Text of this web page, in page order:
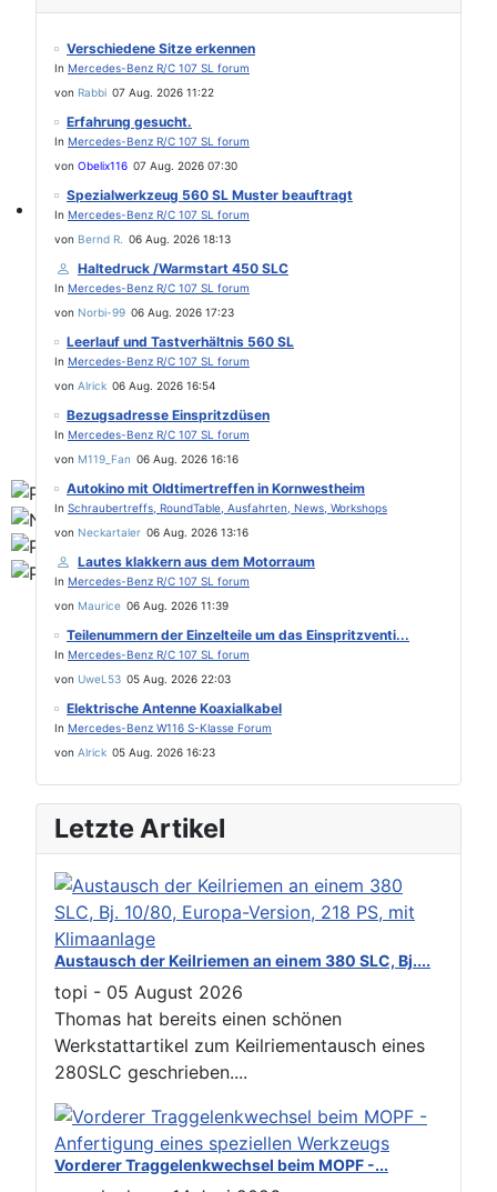
Find experts around MB 107 SL / SLC
Verschiedene Sitze erkennen
In Mercedes-Benz R/C 107 SL forum
von Rabbi 07 Aug. 2026 11:22
Erfahrung gesucht.
In Mercedes-Benz R/C 107 SL forum
von Obelix116 07 Aug. 2026 07:30
Spezialwerkzeug 560 SL Muster beauftragt
In Mercedes-Benz R/C 107 SL forum
von Bernd R. 06 Aug. 2026 18:13
Haltedruck /Warmstart 450 SLC
In Mercedes-Benz R/C 107 SL forum
von Norbi-99 06 Aug. 2026 17:23
Leerlauf und Tastverhältnis 560 SL
In Mercedes-Benz R/C 107 SL forum
von Alrick 06 Aug. 2026 16:54
Bezugsadresse Einspritzdüsen
In Mercedes-Benz R/C 107 SL forum
von M119_Fan 06 Aug. 2026 16:16
Autokino mit Oldtimertreffen in Kornwestheim
In Schraubertreffs, RoundTable, Ausfahrten, News, Workshops
von Neckartaler 06 Aug. 2026 13:16
Lautes klakkern aus dem Motorraum
In Mercedes-Benz R/C 107 SL forum
von Maurice 06 Aug. 2026 11:39
Teilenummern der Einzelteile um das Einspritzventi...
In Mercedes-Benz R/C 107 SL forum
von UweL53 05 Aug. 2026 22:03
Elektrische Antenne Koaxialkabel
In Mercedes-Benz W116 S-Klasse Forum
von Alrick 05 Aug. 2026 16:23
Letzte Artikel
Austausch der Keilriemen an einem 380 SLC, Bj....
topi - 05 August 2026
Thomas hat bereits einen schönen
Werkstattartikel zum Keilriementausch eines
280SLC geschrieben....
Vorderer Traggelenkwechsel beim MOPF -...